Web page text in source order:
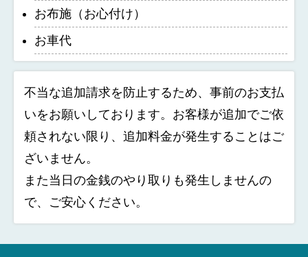
お布施（お心付け）
お車代
不当な追加請求を防止するため、事前のお支払
いをお願いしております。お客様が追加でご依
頼されない限り、追加料金が発生することはご
ざいません。
また当日の金銭のやり取りも発生しませんの
で、ご安心ください。